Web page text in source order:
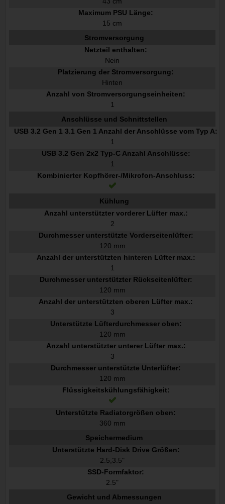
Maximum PSU Länge:
15 cm
Stromversorgung
Netzteil enthalten:
Nein
Platzierung der Stromversorgung:
Hinten
Anzahl von Stromversorgungseinheiten:
1
Anschlüsse und Schnittstellen
USB 3.2 Gen 1 3.1 Gen 1 Anzahl der Anschlüsse vom Typ A:
1
USB 3.2 Gen 2x2 Typ-C Anzahl Anschlüsse:
1
Kombinierter Kopfhörer-/Mikrofon-Anschluss:
Kühlung
Anzahl unterstützter vorderer Lüfter max.:
2
Durchmesser unterstützte Vorderseitenlüfter:
120 mm
Anzahl der unterstützten hinteren Lüfter max.:
1
Durchmesser unterstützter Rückseitenlüfter:
120 mm
Anzahl der unterstützten oberen Lüfter max.:
3
Unterstützte Lüfterdurchmesser oben:
120 mm
Anzahl unterstützter unterer Lüfter max.:
3
Durchmesser unterstützte Unterlüfter:
120 mm
Flüssigkeitskühlungsfähigkeit:
Unterstützte Radiatorgrößen oben:
360 mm
Speichermedium
Unterstützte Hard-Disk Drive Größen:
2.5,3.5"
SSD-Formfaktor:
2.5"
Gewicht und Abmessungen